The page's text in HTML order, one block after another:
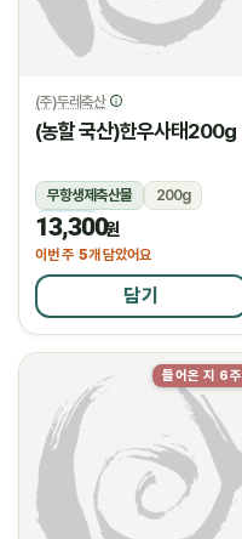
(주)두레축산
(농할 국산)한우사태200g
무항생제축산물
200g
냉장
13,300원
이번 주 5개 담았어요
담기
들어온 지 6주